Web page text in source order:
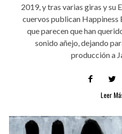
2019, y tras varias giras y su
cuervos publican Happiness
que parecen que han
sonido añejo, dejando
producción a
Leer